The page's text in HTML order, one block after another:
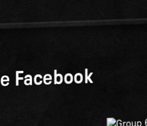
Facebook